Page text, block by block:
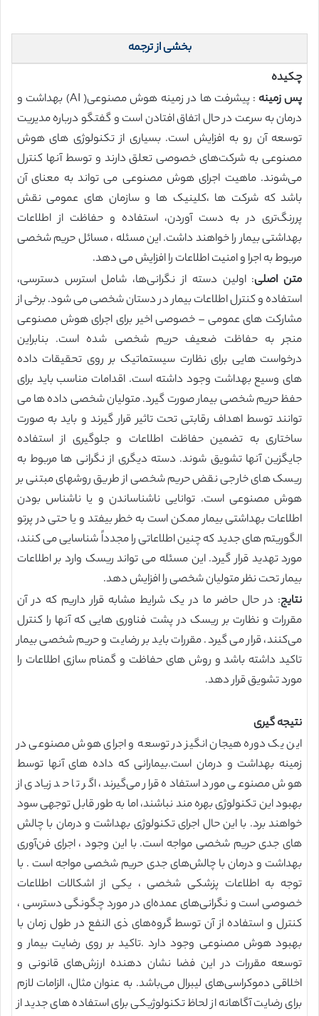
بخشی از ترجمه
چکیده
پس زمینه
: پیشرفت ها در زمینه هوش مصنوعی( AI) بهداشت و
درمان به سرعت در حال اتفاق افتادن است و گفتگو درباره مدیریت
توسعه آن رو به افزایش است. بسیاری از تکنولوژی های هوش
مصنوعی به شرکت‌های خصوصی تعلق دارند و توسط آنها کنترل
می‌شوند. ماهیت اجرای هوش مصنوعی می تواند به معنای آن
باشد که شرکت ها ،کلینیک ها و سازمان های عمومی نقش
پررنگ‌تری در به دست آوردن، استفاده و حفاظت از اطلاعات
بهداشتی بیمار را خواهند داشت. این مسئله ، مسائل حریم شخصی
مربوط به اجرا و امنیت اطلاعات را افزایش می دهد.
متن اصلی: اولین دسته از نگرانی‌ها، شامل استرس دسترسی،
استفاده و کنترل اطلاعات بیمار در دستان شخصی می شود. برخی از
مشارکت های عمومی – خصوصی اخیر برای اجرای هوش مصنوعی
منجر به حفاظت ضعیف حریم شخصی شده است. بنابراین
درخواست هایی برای نظارت سیستماتیک بر روی تحقیقات داده
های وسیع بهداشت وجود داشته است. اقدامات مناسب باید برای
حفظ حریم شخصی بیمار صورت گیرد. متولیان شخصی داده ها می
توانند توسط اهداف رقابتی تحت تاثیر قرار گیرند و باید به صورت
ساختاری به تضمین حفاظت اطلاعات و جلوگیری از استفاده
جایگزین آنها تشویق شوند. دسته دیگری از نگرانی ها مربوط به
ریسک های خارجی نقض حریم شخصی از طریق روشهای مبتنی بر
هوش مصنوعی است. توانایی ناشناساندن و یا ناشناس بودن
اطلاعات بهداشتی بیمار ممکن است به خطر بیفتد و یا حتی در پرتو
الگوریتم های جدید که چنین اطلاعاتی را مجدداً شناسایی می کنند،
مورد تهدید قرار گیرد. این مسئله می تواند ریسک وارد بر اطلاعات
بیمار تحت نظر متولیان شخصی را افزایش دهد.
نتایج: در حال حاضر ما در یک شرایط مشابه قرار داریم که در آن
مقررات و نظارت بر ریسک در پشت فناوری هایی که آنها را کنترل
می‌کنند، قرار می گیرد. مقررات باید بر رضایت و حریم شخصی بیمار
تاکید داشته باشد و روش های حفاظت و گمنام سازی اطلاعات را
مورد تشویق قرار دهد.
نتیجه گیری
این یک دوره هیجان انگیز در توسعه و اجرای هوش مصنوعی در
زمینه بهداشت و درمان است.بیمارانی که داده های آنها توسط
هوش مصنوعی مورد استفاده قرار می‌گیرند، اگر تا حد زیادی از
بهبود این تکنولوژی بهره مند نباشند، اما به طور قابل توجهی سود
خواهند برد. با این حال اجرای تکنولوژی بهداشت و درمان با چالش
های جدی حریم شخصی مواجه است. با این وجود ، اجرای فن‌آوری
بهداشت و درمان با چالش‌های جدی حریم شخصی مواجه است . با
توجه به اطلاعات پزشکی شخصی ، یکی از اشکالات اطلاعات
خصوصی است و نگرانی‌های عمده‌ای در مورد چگونگی دسترسی ،
کنترل و استفاده از آن توسط گروه‌های ذی النفع در طول زمان با
بهبود هوش مصنوعی وجود دارد .تاکید بر روی رضایت بیمار و
توسعه مقررات در این فضا نشان دهنده ارزش‌های قانونی و
اخلاقی دموکراسی‌های لیبرال می‌باشد. به عنوان مثال، الزامات لازم
برای رضایت آگاهانه از لحاظ تکنولوژیکی برای استفاده های جدید از